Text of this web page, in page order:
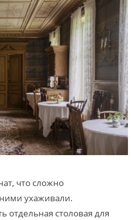
что сложно
ними ухаживали.
отдельная столовая для